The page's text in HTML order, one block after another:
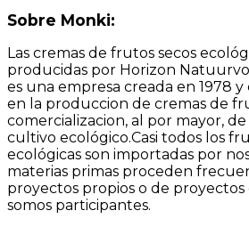
Sobre Monki:
Las cremas de frutos secos
producidas por Horizon
es una empresa creada en 1978 y
en la produccion de cremas de
comercializacion, al por mayor,
cultivo ecológico.Casi todos los
ecológicas son importadas por
materias primas proceden
proyectos propios o de
somos participantes.